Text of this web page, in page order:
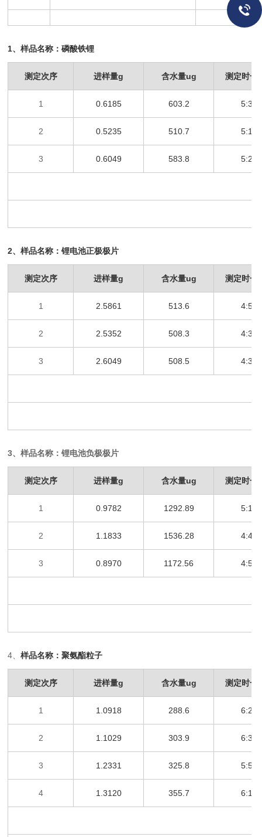
1、样品名称：磷酸铁锂
测定次序 进样量g 含水量ug 测定时长
1 0.6185 603.2 5:35
2 0.5235 510.7 5:12
3 0.6049 583.8 5:28
2、样品名称：锂电池正极极片
测定次序 进样量g 含水量ug 测定时长
1 2.5861 513.6 4:53
2 2.5352 508.3 4:32
3 2.6049 508.5 4:33
3、样品名称：锂电池负极极片
测定次序 进样量g 含水量ug 测定时长
1 0.9782 1292.89 5:13
2 1.1833 1536.28 4:42
3 0.8970 1172.56 4:54
4 、样品名称：聚氨酯粒子
测定次序 进样量g 含水量ug 测定时长
1 1.0918 288.6 6:23
2 1.1029 303.9 6:32
3 1.2331 325.8 5:58
4 1.3120 355.7 6:15